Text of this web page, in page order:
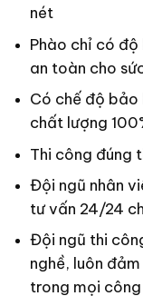
nét
Phào chỉ có
an toàn cho
Có chế độ bảo
chất lượng
Thi công đúng
Đội ngũ nhân
tư vấn 24/24
Đội ngũ thi
nghề, luôn
trong mọi